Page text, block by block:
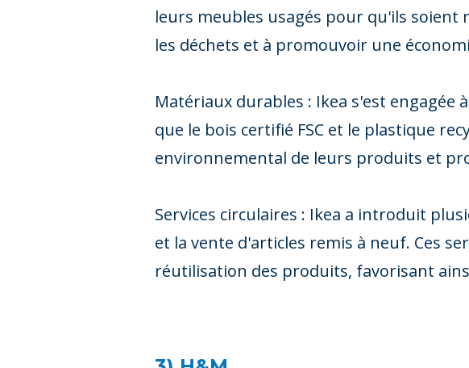
leurs meubles usagés pour qu'ils soient
les déchets et à promouvoir une
Matériaux durables : Ikea s'est
que le bois certifié FSC et le plastique
environnemental de leurs produits et
Services circulaires : Ikea a introduit
et la vente d'articles remis à neuf. Ces
réutilisation des produits, favorisant